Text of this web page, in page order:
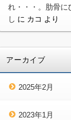
れ・・・。肋骨に
し に カコ より
アーカイブ
2025年2月
2023年1月